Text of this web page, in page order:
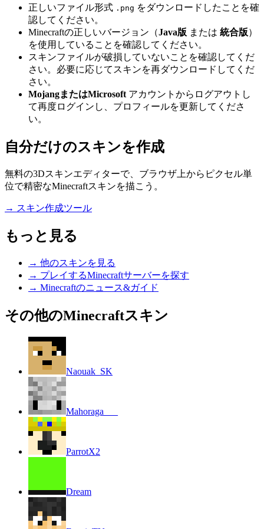
正しいファイル形式 .png をダウンロードしたことを確
認してください。
Minecraftの正しいバージョン（Java版 または 統合版）
を使用していることを確認してください。
スキンファイルが破損していないことを確認してくだ
さい。必要に応じてスキンを再ダウンロードしてくだ
さい。
MojangまたはMicrosoft アカウントからログアウトし
て再度ログインし、プロフィールを更新してくださ
い。
自分だけのスキンを作成
無料の3Dスキンエディターで、ブラウザ上からピクセル単
位で精密なMinecraftスキンを描こう。
→ スキン作成ツール
もっと見る
→ 他のスキンを見る
→ プレイするMinecraftサーバーを探す
→ Minecraftのニュース&ガイド
その他のMinecraftスキン
Naouak_SK
Mahoraga___
ParrotX2
Dream